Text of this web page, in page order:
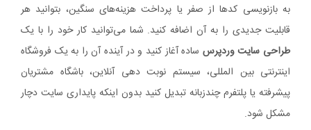
به بازنویسی کدها از صفر یا پرداخت هزینه‌های سنگین، بتوانید هر
قابلیت جدیدی را به آن اضافه کنید. شما می‌توانید کار خود را با یک
طراحی سایت وردپرس ساده آغاز کنید و در آینده آن را به یک فروشگاه
اینترنتی بین‌ المللی، سیستم نوبت‌ دهی آنلاین، باشگاه مشتریان
پیشرفته یا پلتفرم چندزبانه تبدیل کنید بدون اینکه پایداری سایت دچار
مشکل شود.